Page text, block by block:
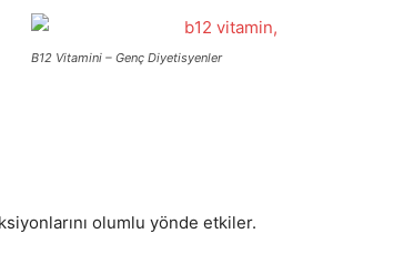
B12 Vitamini – Genç Diyetisyenler
olumlu yönde etkiler.